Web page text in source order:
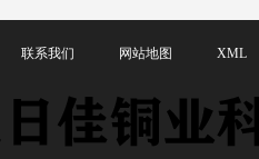
联系我们 网站地图 XML